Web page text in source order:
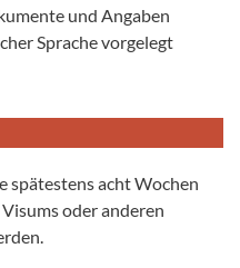
und Angaben
Sprache vorgelegt
spätestens acht Wochen
oder anderen